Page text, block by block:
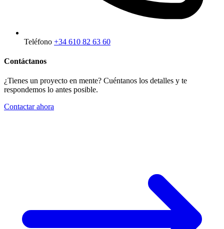
Teléfono +34 610 82 63 60
Contáctanos
¿Tienes un proyecto en mente? Cuéntanos los detalles y te
respondemos lo antes posible.
Contactar ahora